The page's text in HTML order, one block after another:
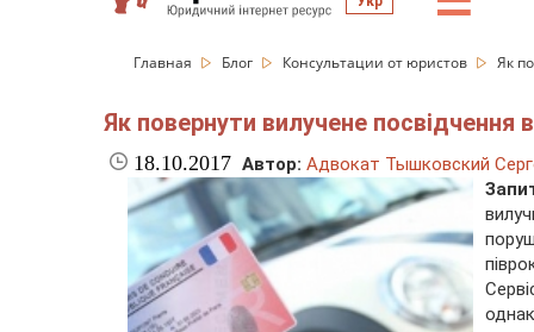
Главная Блог Консультации от юристов Як
Як повернути вилучене посвідчення
18.10.2017 Автор: Адвокат Тышковский